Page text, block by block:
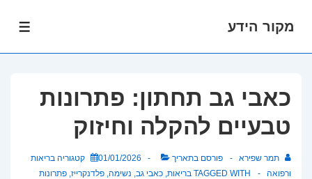
מקור הידע
כאבי גב תחתון: פתרונות
טבעיים להקלה וחיזוק
תמר שפירא פורסם בתאריך 01/01/2026 קטגוריה בריאות
ורפואה
TAGGED WITH בריאות, כאבי גב, נשימה, פלדנקרייז, פתרונות